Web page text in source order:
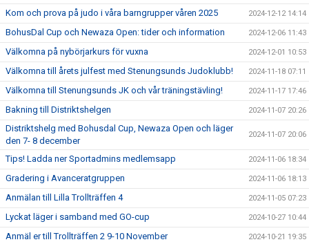
Kom och prova på judo i våra barngrupper våren 2025 2024-12-12 14:14
BohusDal Cup och Newaza Open: tider och information 2024-12-06 11:43
Välkomna på nybörjarkurs för vuxna 2024-12-01 10:53
Välkomna till årets julfest med Stenungsunds Judoklubb! 2024-11-18 07:11
Välkomna till Stenungsunds JK och vår träningstävling! 2024-11-17 17:46
Bakning till Distriktshelgen 2024-11-07 20:26
Distriktshelg med Bohusdal Cup, Newaza Open och läger
den 7- 8 december
2024-11-07 20:06
Tips! Ladda ner Sportadmins medlemsapp 2024-11-06 18:34
Gradering i Avanceratgruppen 2024-11-06 18:13
Anmälan till Lilla Trollträffen 4 2024-11-05 07:23
Lyckat läger i samband med GO-cup 2024-10-27 10:44
Anmäl er till Trollträffen 2 9-10 November 2024-10-21 19:35